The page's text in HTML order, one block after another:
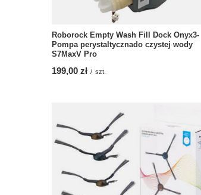
Roborock Empty Wash Fill Dock Onyx3-
Pompa perystaltycznado czystej wody
S7MaxV Pro
199,00 zł / szt.